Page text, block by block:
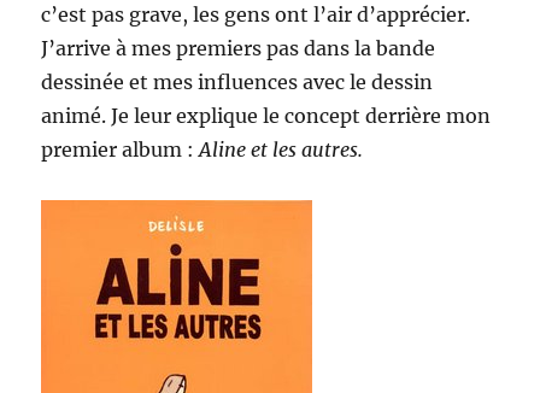
c’est pas grave, les gens ont l’air d’apprécier.
J’arrive à mes premiers pas dans la bande
dessinée et mes influences avec le dessin
animé. Je leur explique le concept derrière mon
premier album :Aline et les autres.